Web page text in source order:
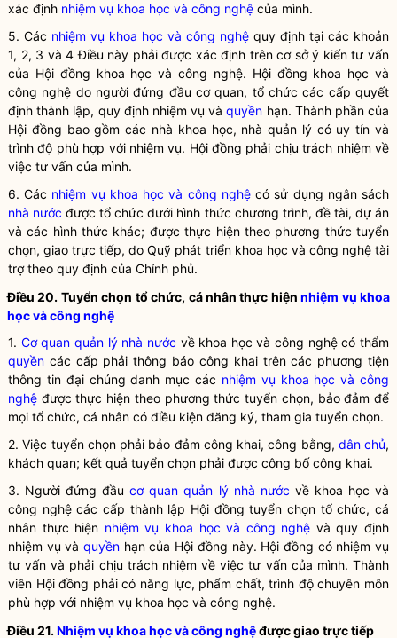
xác định nhiệm vụ khoa học và công nghệ của mình.
5. Các nhiệm vụ khoa học và công nghệ quy định tại các khoản
1, 2, 3 và 4 Điều này phải được xác định trên cơ sở ý kiến tư vấn
của Hội đồng khoa học và công nghệ. Hội đồng khoa học và
công nghệ do người đứng đầu cơ quan, tổ chức các cấp quyết
định thành lập, quy định nhiệm vụ vàquyền hạn. Thành phần của
Hội đồng bao gồm các nhà khoa học, nhà quản lý có uy tín và
trình độ phù hợp với nhiệm vụ. Hội đồng phải chịu trách nhiệm về
việc tư vấn của mình.
6. Các nhiệm vụ khoa học và công nghệcó sử dụng ngân sách
nhà nước được tổ chức dưới hình thức chương trình, đề tài, dự án
và các hình thức khác; được thực hiện theo phương thức tuyển
chọn, giao trực tiếp, do Quỹ phát triển khoa học và công nghệ tài
trợ theo quy định của Chính phủ.
Điều 20. Tuyển chọn tổ chức, cá nhân thực hiệnnhiệm vụ khoa
học và công nghệ
1. Cơ quan quản lý nhà nước về khoa học và công nghệ có thẩm
quyền các cấp phải thông báo công khai trên các phương tiện
thông tin đại chúng danh mục các nhiệm vụ khoa học và công
nghệ được thực hiện theo phương thức tuyển chọn, bảo đảm để
mọi tổ chức, cá nhân có điều kiện đăng ký, tham gia tuyển chọn.
2. Việc tuyển chọn phải bảo đảm công khai, công bằng, dân chủ,
khách quan; kết quả tuyển chọn phải được công bố công khai.
3. Người đứng đầucơ quan quản lý nhà nước về khoa học và
công nghệ các cấp thành lập Hội đồng tuyển chọn tổ chức, cá
nhân thực hiện nhiệm vụ khoa học và công nghệ và quy định
nhiệm vụ vàquyền hạn của Hội đồng này. Hội đồng có nhiệm vụ
tư vấn và phải chịu trách nhiệm về việc tư vấn của mình. Thành
viên Hội đồng phải có năng lực, phẩm chất, trình độ chuyên môn
phù hợp với nhiệm vụ khoa học và công nghệ.
Điều 21.Nhiệm vụ khoa học và công nghệđược giao trực tiếp